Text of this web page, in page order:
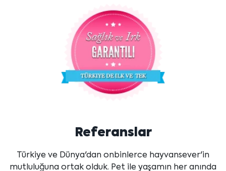
Referanslar
Türkiye ve Dünya'dan onbinlerce hayvansever'in
mutluluğuna ortak olduk. Pet ile yaşamın her anında